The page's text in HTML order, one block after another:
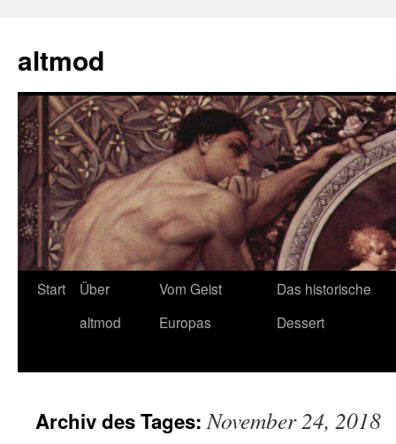
springen
altmod
Start
Über
altmod
Vom Geist
Europas
Das historische
Dessert
Archiv des Tages:November 24, 2018